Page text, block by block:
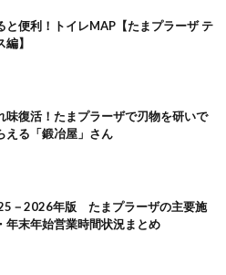
と便利！トイレMAP【たまプラーザ テ
編】
味復活！たまプラーザで刃物を研いで
える「鍛冶屋」さん
－2026年版 たまプラーザの主要施
年末年始営業時間状況まとめ